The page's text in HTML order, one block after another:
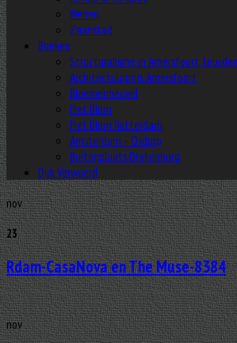
Wenen
Zaanstad
Boeken
Structuralisme in Amersfoort,
Architectuurprijs Amersfoort
Bloemenheuvel
Piet Blom
Piet Blom Rotterdam
Amsterdam – Osdorp
Buitenplaats Drakenburg
Dirk Verwoerd
nov
23
Rdam-CasaNova en The Muse-8384
nov